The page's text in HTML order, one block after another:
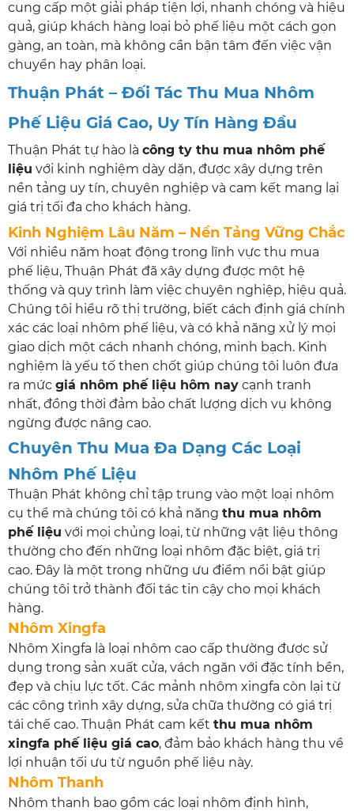
cung cấp một giải pháp tiện lợi, nhanh chóng và hiệu
quả, giúp khách hàng loại bỏ phế liệu một cách gọn
gàng, an toàn, mà không cần bận tâm đến việc vận
chuyển hay phân loại.
Thuận Phát – Đối Tác Thu Mua Nhôm
Phế Liệu Giá Cao, Uy Tín Hàng Đầu
Thuận Phát tự hào là công ty thu mua nhôm phế
liệu với kinh nghiệm dày dặn, được xây dựng trên
nền tảng uy tín, chuyên nghiệp và cam kết mang lại
giá trị tối đa cho khách hàng.
Kinh Nghiệm Lâu Năm – Nền Tảng Vững Chắc
Với nhiều năm hoạt động trong lĩnh vực thu mua
phế liệu, Thuận Phát đã xây dựng được một hệ
thống và quy trình làm việc chuyên nghiệp, hiệu quả.
Chúng tôi hiểu rõ thị trường, biết cách định giá chính
xác các loại nhôm phế liệu, và có khả năng xử lý mọi
giao dịch một cách nhanh chóng, minh bạch. Kinh
nghiệm là yếu tố then chốt giúp chúng tôi luôn đưa
ra mức giá nhôm phế liệu hôm nay cạnh tranh
nhất, đồng thời đảm bảo chất lượng dịch vụ không
ngừng được nâng cao.
Chuyên Thu Mua Đa Dạng Các Loại
Nhôm Phế Liệu
Thuận Phát không chỉ tập trung vào một loại nhôm
cụ thể mà chúng tôi có khả năng thu mua nhôm
phế liệu với mọi chủng loại, từ những vật liệu thông
thường cho đến những loại nhôm đặc biệt, giá trị
cao. Đây là một trong những ưu điểm nổi bật giúp
chúng tôi trở thành đối tác tin cậy cho mọi khách
hàng.
Nhôm Xingfa
Nhôm Xingfa là loại nhôm cao cấp thường được sử
dụng trong sản xuất cửa, vách ngăn với đặc tính bền,
đẹp và chịu lực tốt. Các mảnh nhôm xingfa còn lại từ
các công trình xây dựng, sửa chữa thường có giá trị
tái chế cao. Thuận Phát cam kết thu mua nhôm
xingfa phế liệu giá cao, đảm bảo khách hàng thu về
lợi nhuận tối ưu từ nguồn phế liệu này.
Nhôm Thanh
Nhôm thanh bao gồm các loại nhôm định hình,